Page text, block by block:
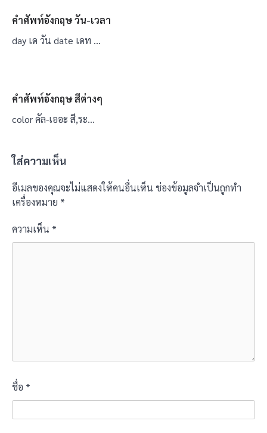
คำศัพท์อังกฤษ วัน-เวลา
day เด วัน date เดท …
คำศัพท์อังกฤษ สีต่างๆ
color คัล-เออะ สี,ระ…
ใส่ความเห็น
อีเมลของคุณจะไม่แสดงให้คนอื่นเห็น ช่องข้อมูลจำเป็นถูกทำ
เครื่องหมาย *
ความเห็น *
ชื่อ *